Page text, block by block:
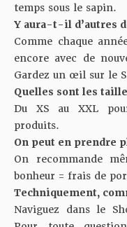
temps sous le sapin.
Y aura-t-il d’autres
Comme chaque
encore avec de
Gardez un œil sur le
Quelles sont les
Du XS au XXL
produits.
On peut en prendre
On recommande
bonheur = frais de
Techniquement,
Naviguez dans le